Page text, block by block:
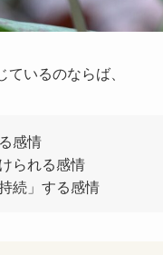
いるのならば、
感情
られる感情
続」する感情